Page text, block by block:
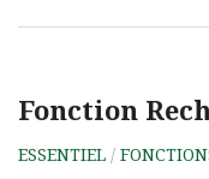
Fonction
ESSENTIEL /